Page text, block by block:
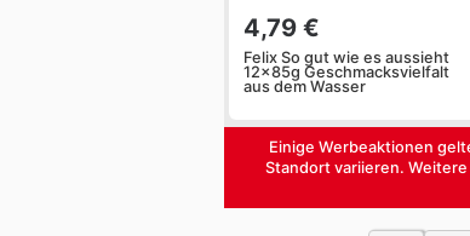
4,79 €
Felix So gut wie es aussieht
12x85g Geschmacksvielfalt
aus dem Wasser
Einige Werbeaktionen
Standort variieren.